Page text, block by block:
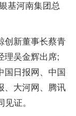
基河南集团总
创新董事长蔡青
理吴金辉出席;
国日报网、中国
、大河网、腾讯
证。